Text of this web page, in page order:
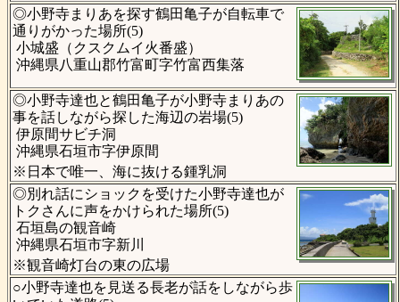
◎小野寺まりあを探す鶴田亀子が自転車で
通りがかった場所(5)
小城盛（クスクムイ火番盛）
沖縄県八重山郡竹富町字竹富西集落
◎小野寺達也と鶴田亀子が小野寺まりあの
事を話しながら探した海辺の岩場(5)
伊原間サビチ洞
沖縄県石垣市字伊原間
※日本で唯一、海に抜ける鍾乳洞
◎別れ話にショックを受けた小野寺達也が
トクさんに声をかけられた場所(5)
石垣島の観音崎
沖縄県石垣市字新川
※観音崎灯台の東の広場
○小野寺達也を見送る長老が話をしながら歩